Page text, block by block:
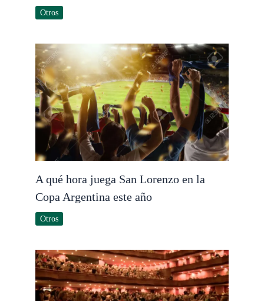
Otros
A qué hora juega San Lorenzo en la
Copa Argentina este año
Otros